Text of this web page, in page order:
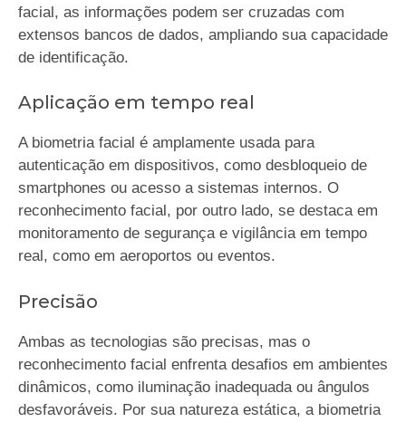
facial, as informações podem ser cruzadas com
extensos bancos de dados, ampliando sua capacidade
de identificação.
Aplicação em tempo real
A biometria facial é amplamente usada para
autenticação em dispositivos, como desbloqueio de
smartphones ou acesso a sistemas internos. O
reconhecimento facial, por outro lado, se destaca em
monitoramento de segurança e vigilância em tempo
real, como em aeroportos ou eventos.
Precisão
Ambas as tecnologias são precisas, mas o
reconhecimento facial enfrenta desafios em ambientes
dinâmicos, como iluminação inadequada ou ângulos
desfavoráveis. Por sua natureza estática, a biometria